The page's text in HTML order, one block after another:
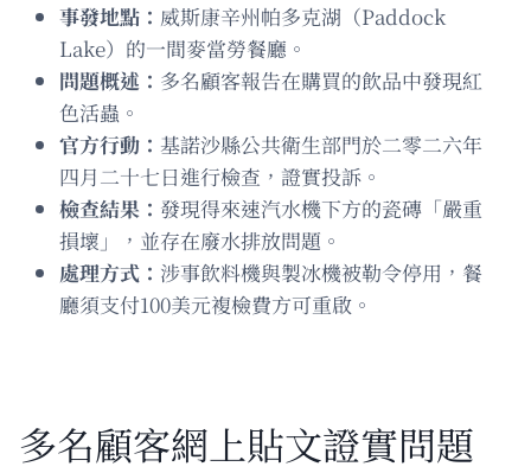
事發地點： 威斯康辛州帕多克湖（Paddock
Lake）的一間麥當勞餐廳。
問題概述： 多名顧客報告在購買的飲品中發現紅
色活蟲。
官方行動： 基諾沙縣公共衛生部門於二零二六年
四月二十七日進行檢查，證實投訴。
檢查結果： 發現得來速汽水機下方的瓷磚「嚴重
損壞」，並存在廢水排放問題。
處理方式： 涉事飲料機與製冰機被勒令停用，餐
廳須支付100美元複檢費方可重啟。
多名顧客網上貼文證實問題